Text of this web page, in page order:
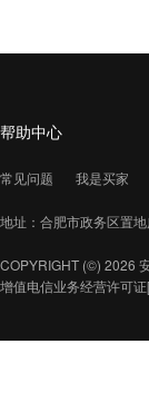
帮助中心
常见问题 我是买家
地址：合肥市政务区置
COPYRIGHT (©) 2026
增值电信业务经营许可证